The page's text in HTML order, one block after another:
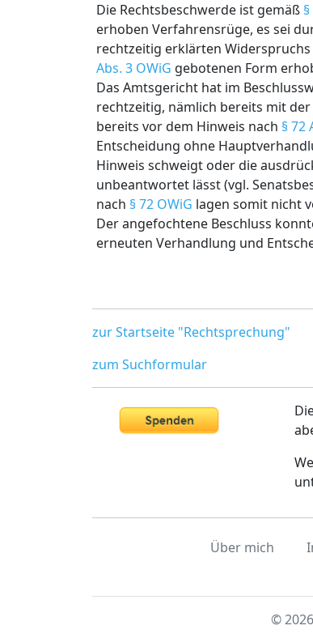
Die Rechtsbeschwerde ist gemäß
erhoben Verfahrensrüge, es sei
rechtzeitig erklärten
Abs. 3 OWiG gebotenen Form
Das Amtsgericht hat im
rechtzeitig, nämlich bereits mit
bereits vor dem Hinweis nach § 72
Entscheidung ohne
Hinweis schweigt oder die
unbeantwortet lässt (vgl.
nach § 72 OWiG lagen somit nicht
Der angefochtene Beschluss
erneuten Verhandlung und
zur Startseite "Rechtsprechung"
zum Suchformular
Über mich
©